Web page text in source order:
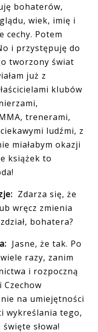
bohaterów,
wiek, imię i
cechy. Potem
i przystępuję do
tworzony świat
już z
klubów
trenerami,
ludźmi, z
miałabym okazji
książek to
Zdarza się, że
wręcz zmienia
bohatera?
Jasne, że tak. Po
razy, zanim
i rozpoczną
na umiejętności
wykreślania tego,
słowa!